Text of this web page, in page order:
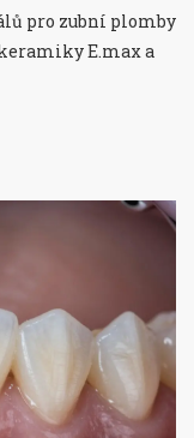
pro zubní plomby
E.max a